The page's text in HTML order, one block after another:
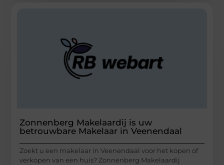
Zonnenberg Makelaardij is uw
betrouwbare Makelaar in Veenendaal
Zoekt u een makelaar in Veenendaal voor het kopen of
verkopen van een huis? Zonnenberg Makelaardij